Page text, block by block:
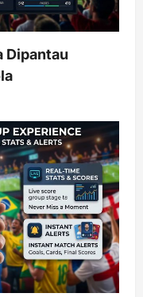
Dipantau